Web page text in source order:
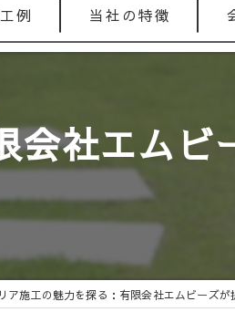
例 当社の特徴
ガレージ
人工芝
インターロッキング
会社エムビ
ア施工の魅力を探る：有限会社エムビーズが